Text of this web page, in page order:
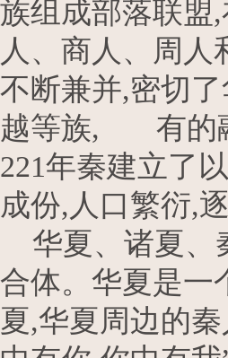
族组成部落联盟
人、商人、周人
不断兼并,密切
越等族, 有的融
221年秦建立了
成份,人口繁衍,
华夏、诸夏、
合体。华夏是一
夏,华夏周边的